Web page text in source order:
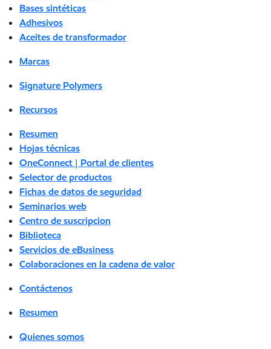
Bases sintéticas
Adhesivos
Aceites de transformador
Marcas
Signature Polymers
Recursos
Resumen
Hojas técnicas
OneConnect | Portal de clientes
Selector de productos
Fichas de datos de seguridad
Seminarios web
Centro de suscripcion
Biblioteca
Servicios de eBusiness
Colaboraciones en la cadena de valor
Contáctenos
Resumen
Quienes somos